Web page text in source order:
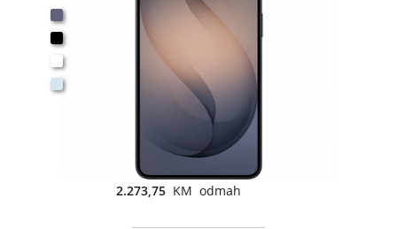
2.273,75 KM odmah